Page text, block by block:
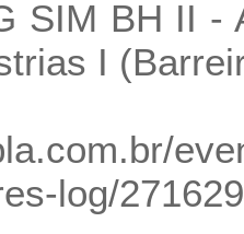
SIM BH II -
I
log/